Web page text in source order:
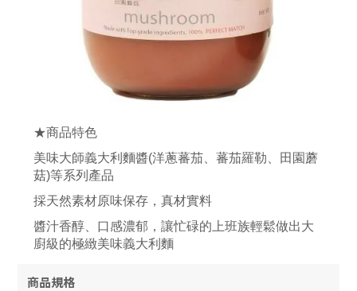
★商品特色
美味大師義大利麵醬(洋蔥蕃茄、蕃茄羅勒、田園蘑
菇)等系列產品
採天然素材原味保存，真材實料
醬汁香醇、口感濃郁，讓忙碌的上班族輕鬆做出大
廚級的極緻美味義大利麵
商品規格